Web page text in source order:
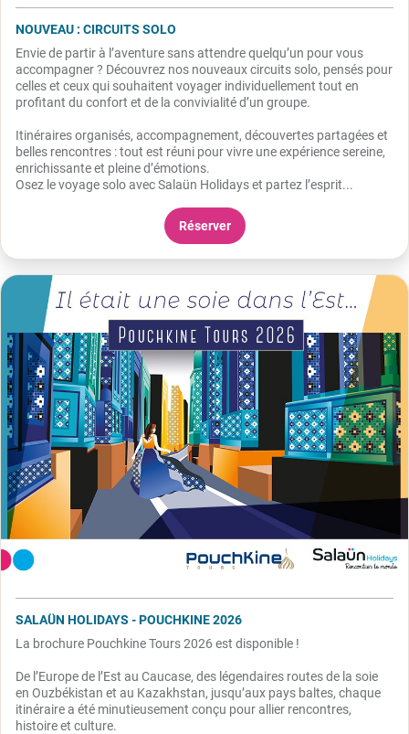
NOUVEAU : CIRCUITS SOLO
Envie de partir à l’aventure sans attendre quelqu’un pour vous
accompagner ? Découvrez nos nouveaux circuits solo, pensés pour
celles et ceux qui souhaitent voyager individuellement tout en
profitant du confort et de la convivialité d’un groupe.
Itinéraires organisés, accompagnement, découvertes partagées et
belles rencontres : tout est réuni pour vivre une expérience sereine,
enrichissante et pleine d’émotions.
Osez le voyage solo avec Salaün Holidays et partez l’esprit...
Réserver
SALAÜN HOLIDAYS - POUCHKINE 2026
La brochure Pouchkine Tours 2026 est disponible !
De l’Europe de l’Est au Caucase, des légendaires routes de la soie
en Ouzbékistan et au Kazakhstan, jusqu’aux pays baltes, chaque
itinéraire a été minutieusement conçu pour allier rencontres,
histoire et culture.